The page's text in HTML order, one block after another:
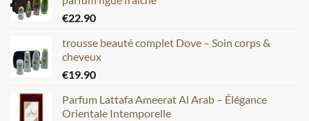
€22.90
trousse beauté complet Dove – Soin corps &
cheveux
€19.90
Parfum Lattafa Ameerat Al Arab – Élégance
Orientale Intemporelle